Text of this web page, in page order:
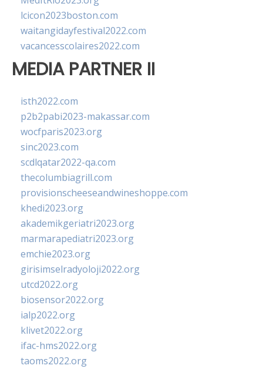
lcicon2023boston.com
waitangidayfestival2022.com
vacancesscolaires2022.com
MEDIA PARTNER II
isth2022.com
p2b2pabi2023-makassar.com
wocfparis2023.org
sinc2023.com
scdlqatar2022-qa.com
thecolumbiagrill.com
provisionscheeseandwineshoppe.com
khedi2023.org
akademikgeriatri2023.org
marmarapediatri2023.org
emchie2023.org
girisimselradyoloji2022.org
utcd2022.org
biosensor2022.org
ialp2022.org
klivet2022.org
ifac-hms2022.org
taoms2022.org